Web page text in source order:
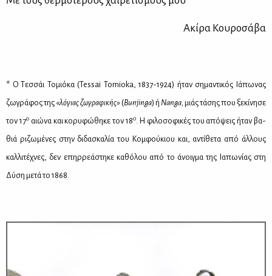
Ακί­ρα Κου­ρο­σά­βα
* Ο Τεσ­σάι Το­μιό­κα (Tessai Tomioka, 1837-1924) ήταν ση­μα­ντι­κός Ιά­πω­νας
ζω­γρά­φος της «λό­γιας ζω­γρα­φι­κής» (Bunjinga) ή Nanga, μιάς τά­σης που ξε­κί­νη­σε
τον 17οαιώ­να και κο­ρυ­φώ­θη­κε τον 18ο
. Η φι­λο­σο­φι­κές του από­ψεις ήταν βα­
θιά ρι­ζω­μέ­νες στην δι­δα­σκα­λία του Κομ­φού­κιου και, αντί­θε­τα από άλ­λους
καλ­λι­τέ­χνες, δεν επηρ­ρε­ά­στη­κε κα­θό­λου από το άνοιγ­μα της Ια­πω­νί­ας στη
Δύ­ση με­τά το 1868.